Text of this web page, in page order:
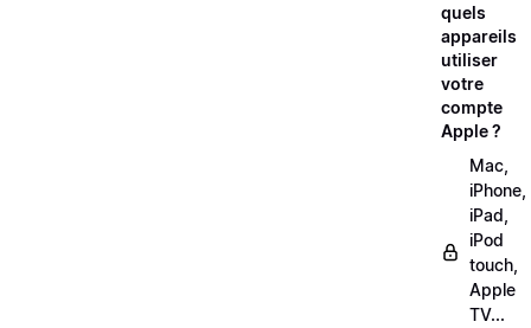
quels
appareils
utiliser
votre
compte
Apple ?
Mac,
iPhone,
iPad,
iPod
touch,
Apple
TV...